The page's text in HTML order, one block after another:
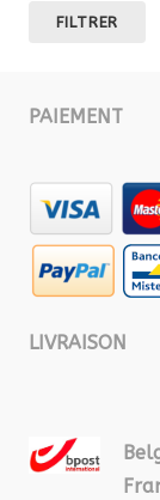
FILTRER
PAIEMENT
LIVRAISON